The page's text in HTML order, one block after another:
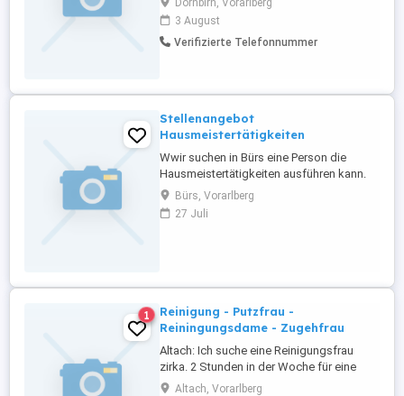
Auswahlverfahren teilnehmen möchten.
Das Projekt: Im Zentrum der Arbeit steht
die künstlerische Auseinandersetzung mit
Dornbirn, Vorarlberg
3 August
Verifizierte Telefonnummer
Stellenangebot
Hausmeistertätigkeiten
Wwir suchen in Bürs eine Person die
Hausmeistertätigkeiten ausführen kann.
Es wird nur sporadisch gebraucht es sind
Zimmer zu reinigen, Stiegenhaus putzen,
Rasen mähen und so weiter. Bei Interesse
Bürs, Vorarlberg
27 Juli
1
Reinigung - Putzfrau -
Reiningungsdame - Zugehfrau
Altach: Ich suche eine Reinigungsfrau
zirka. 2 Stunden in der Woche für eine
ältere Frau.
Altach, Vorarlberg